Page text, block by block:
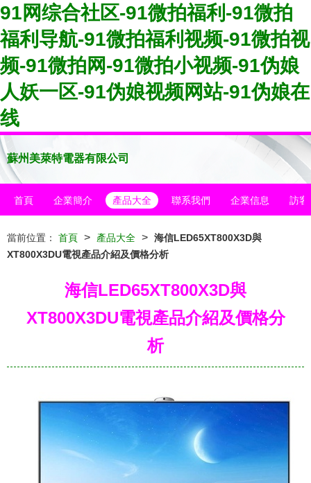
91网综合社区-91微拍福利-91微拍
福利导航-91微拍福利视频-91微拍视
频-91微拍网-91微拍小视频-91伪娘
人妖一区-91伪娘视频网站-91伪娘在
线
蘇州美萊特電器有限公司
首頁 企業簡介 產品大全 聯系我們 企業信息 訪客
當前位置： 首頁 > 產品大全 > 海信LED65XT800X3D與
XT800X3DU電視產品介紹及價格分析
海信LED65XT800X3D與
XT800X3DU電視產品介紹及價格分
析